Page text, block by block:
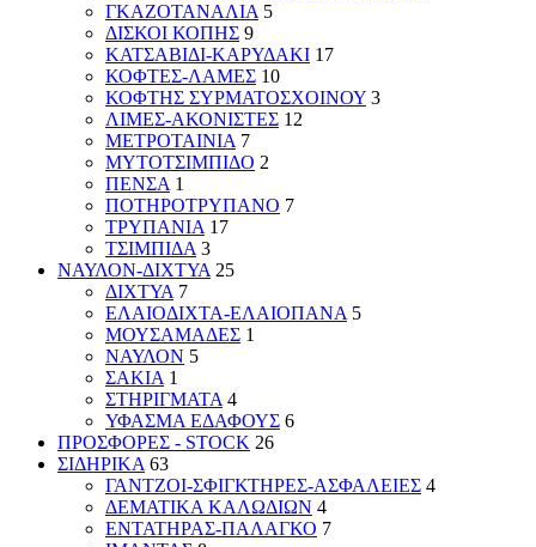
ΓΚΑΖΟΤΑΝΑΛΙΑ 5
ΔΙΣΚΟΙ ΚΟΠΗΣ 9
ΚΑΤΣΑΒΙΔΙ-ΚΑΡΥΔΑΚΙ 17
ΚΟΦΤΕΣ-ΛΑΜΕΣ 10
ΚΟΦΤΗΣ ΣΥΡΜΑΤΟΣΧΟΙΝΟΥ 3
ΛΙΜΕΣ-ΑΚΟΝΙΣΤΕΣ 12
ΜΕΤΡΟΤΑΙΝΙΑ 7
ΜΥΤΟΤΣΙΜΠΙΔΟ 2
ΠΕΝΣΑ 1
ΠΟΤΗΡΟΤΡΥΠΑΝΟ 7
ΤΡΥΠΑΝΙΑ 17
ΤΣΙΜΠΙΔΑ 3
ΝΑΥΛΟΝ-ΔΙΧΤΥΑ 25
ΔΙΧΤΥΑ 7
ΕΛΑΙΟΔΙΧΤΑ-ΕΛΑΙΟΠΑΝΑ 5
ΜΟΥΣΑΜΑΔΕΣ 1
ΝΑΥΛΟΝ 5
ΣΑΚΙΑ 1
ΣΤΗΡΙΓΜΑΤΑ 4
ΥΦΑΣΜΑ ΕΔΑΦΟΥΣ 6
ΠΡΟΣΦΟΡΕΣ - STOCK 26
ΣΙΔΗΡΙΚΑ 63
ΓΑΝΤΖΟΙ-ΣΦΙΓΚΤΗΡΕΣ-ΑΣΦΑΛΕΙΕΣ 4
ΔΕΜΑΤΙΚΑ ΚΑΛΩΔΙΩΝ 4
ΕΝΤΑΤΗΡΑΣ-ΠΑΛΑΓΚΟ 7